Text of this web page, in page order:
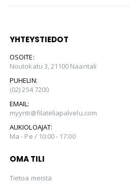
YHTEYSTIEDOT
OSOITE:
Noutokatu 3, 21100 Naantali
PUHELIN:
(02) 254 7200
EMAIL:
myynti@filateliapalvelu.com
AUKIOLOAJAT:
Ma - Pe / 10:00 - 17:00
OMA TILI
Tietoa meistä